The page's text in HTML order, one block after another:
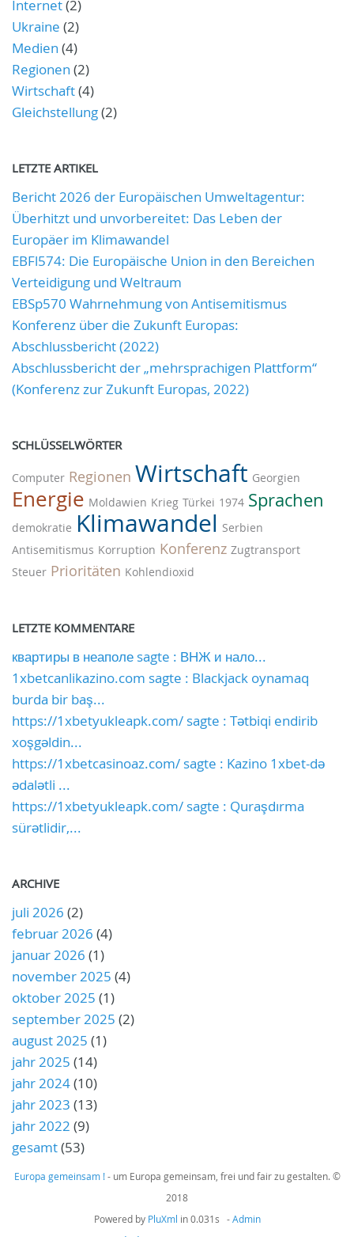
Internet(2)
Ukraine (2)
Medien (4)
Regionen (2)
Wirtschaft(4)
Gleichstellung(2)
LETZTE ARTIKEL
Bericht 2026 der Europäischen Umweltagentur:
Überhitzt und unvorbereitet: Das Leben der
Europäer im Klimawandel
EBFl574: Die Europäische Union in den Bereichen
Verteidigung und Weltraum
EBSp570 Wahrnehmung von Antisemitismus
Konferenz über die Zukunft Europas:
Abschlussbericht (2022)
Abschlussbericht der „mehrsprachigen Plattform“
(Konferenz zur Zukunft Europas, 2022)
SCHLÜSSELWÖRTER
Computer Regionen Wirtschaft Georgien
Energie Moldawien Krieg Türkei 1974 Sprachen
demokratie Klimawandel Serbien
Antisemitismus Korruption Konferenz Zugtransport
Steuer Prioritäten Kohlendioxid
LETZTE KOMMENTARE
квартиры в неаполе sagte : ВНЖ и нало...
1xbetcanlikazino.com sagte : Blackjack oynamaq
burda bir baş...
https://1xbetyukleapk.com/ sagte : Tətbiqi endirib
xoşgəldin...
https://1xbetcasinoaz.com/ sagte : Kazino 1xbet-də
ədalətli ...
https://1xbetyukleapk.com/ sagte : Quraşdırma
sürətlidir,...
ARCHIVE
juli 2026 (2)
februar 2026 (4)
januar 2026 (1)
november 2025 (4)
oktober 2025 (1)
september 2025 (2)
august 2025 (1)
jahr 2025 (14)
jahr 2024(10)
jahr 2023 (13)
jahr 2022 (9)
gesamt(53)
Europa gemeinsam !- um Europa gemeinsam, frei und fair zu gestalten. ©
2018
Powered by PluXml in 0.031s -Admin